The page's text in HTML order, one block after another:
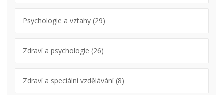
Psychologie a vztahy (29)
Zdraví a psychologie (26)
Zdraví a speciální vzdělávání(8)